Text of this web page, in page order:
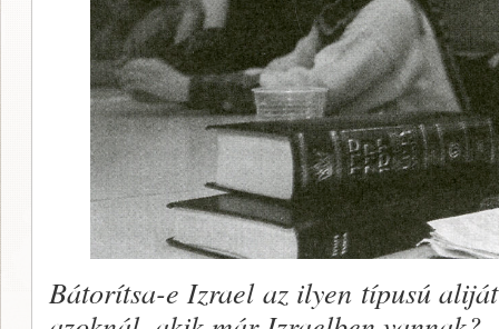
Bátorítsa-e Izrael az ilyen típusú